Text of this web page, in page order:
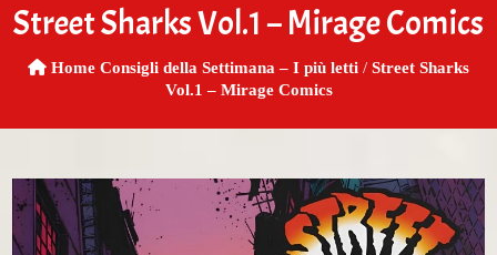
Street Sharks Vol.1 – Mirage Comics
Home Consigli della Settimana – I più letti / Street Sharks
Vol.1 – Mirage Comics